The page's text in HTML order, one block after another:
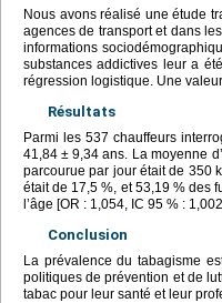
Nous avons réalisé une étude
agences de transport et dans
informations
substances addictives leur a
régression logistique. Une
Résultats
Parmi les 537 chauffeurs
41,84 ± 9,34 ans. La moyenne
parcourue par jour était de 350
était de 17,5 %, et 53,19 % des
l’âge [OR : 1,054, IC 95 % :
Conclusion
La prévalence du tabagisme
politiques de prévention et de
tabac pour leur santé et leur